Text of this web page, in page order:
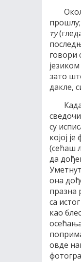
прошлу;
ту
говори
зато
дакле,
су
којој
(сећаш
да
она
празна
са
као
овде